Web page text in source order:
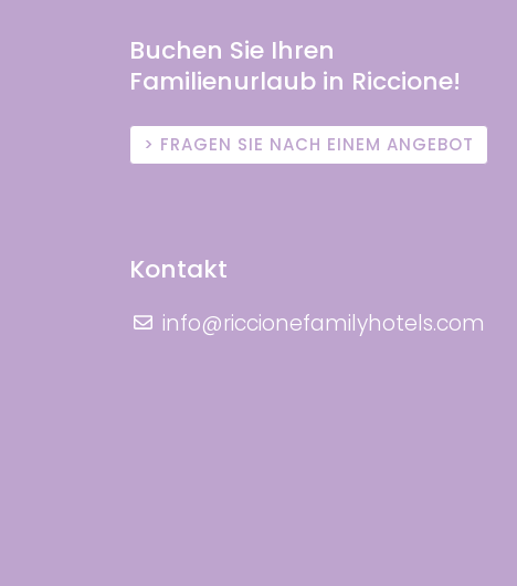
Buchen Sie Ihren
Familienurlaub in Riccione!
FRAGEN SIE NACH EINEM ANGEBOT
Kontakt
info@riccionefamilyhotels.com